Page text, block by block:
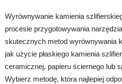
Wyrównywanie kamienia
procesie przygotowywania
skutecznych metod wyrównywania
jak użycie płaskiego kamienia
ceramicznej, papieru ściernego lub
Wybierz metodę, która najlepiej